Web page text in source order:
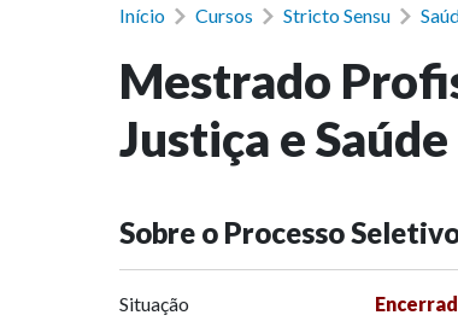
Início Cursos Stricto Sensu
Mestrado
Justiça e
Sobre o Processo
Situação